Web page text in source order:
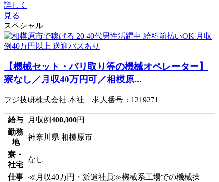
詳しく
見る
スペシャル
【機械セット・バリ取り等の機械オペレーター】
寮なし／月収40万円可／相模原...
フジ技研株式会社 本社 求人番号：1219271
給与 月収例400,000円
勤務
地
神奈川県 相模原市
寮・
社宅
なし
仕事 ≪月収40万円・派遣社員≫機械系工場での機械操